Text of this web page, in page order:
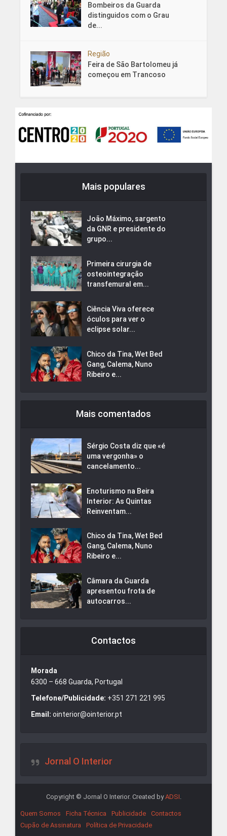
Bombeiros da Guarda
distinguidos com o Grau
de...
Região
Feira de São Bartolomeu já
começou em Trancoso
Mais populares
João Máximo, sargento
da GNR e presidente do
grupo...
Primeira cirurgia de
osteointegração
transfemural em...
Ciência Viva oferece
óculos para ver o
eclipse solar...
Chico da Tina, Wet Bed
Gang, Calema, Nuno
Ribeiro e...
Mais comentados
Sérgio Costa diz que «é
uma vergonha» o
cancelamento...
Enoturismo na Beira
Interior: As Quintas
Reinventam...
Chico da Tina, Wet Bed
Gang, Calema, Nuno
Ribeiro e...
Câmara da Guarda
apresentou frota de
autocarros...
Contactos
Morada
6300 – 668 Guarda, Portugal
Telefone/Publicidade: +351 271 221 995
Email: ointerior@ointerior.pt
Jornal O Interior
Copyright © Jornal O Interior. Created byADSI.
Quem Somos Ficha Técnica Publicidade
Contactos
Cupão de Assinatura
Política de Privacidade